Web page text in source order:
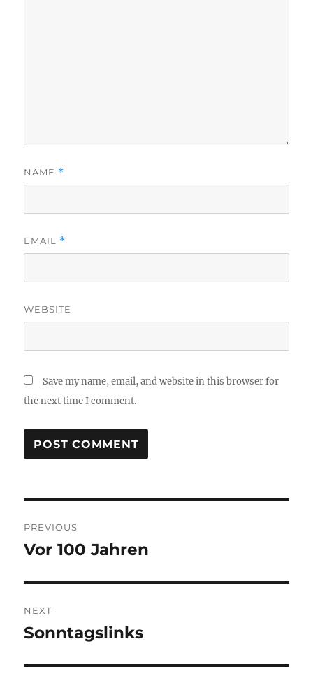
NAME *
EMAIL *
WEBSITE
Save my name, email, and website in this browser for
the next time I comment.
navigation
PREVIOUS
Previous
Vor 100 Jahren
NEXT
Next
Sonntagslinks